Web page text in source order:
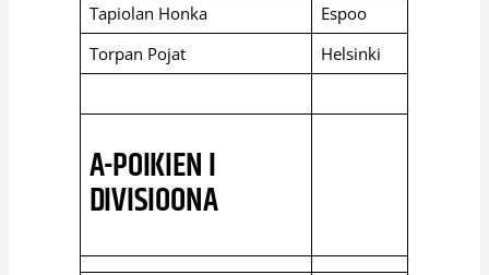
Tapiolan Honka
Espoo
Torpan Pojat
Helsinki
A-POIKIEN I
DIVISIOONA